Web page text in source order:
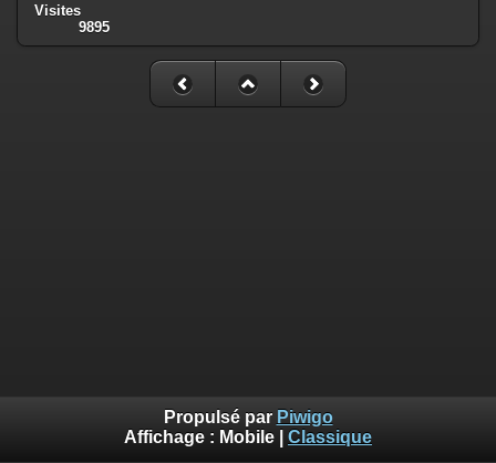
Visites
9895
Propulsé par Piwigo
Affichage : Mobile Classique